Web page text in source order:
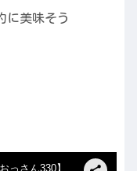
に美味そう